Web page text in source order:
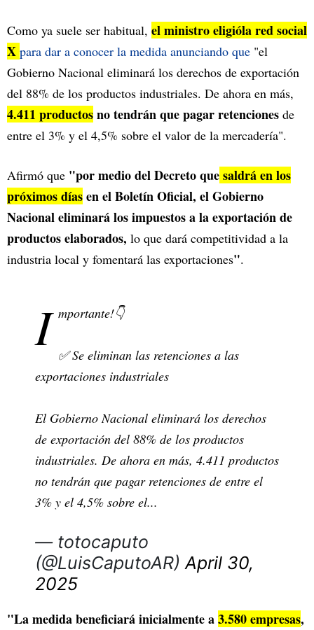
Como ya suele ser habitual, el ministro eligiólared social
X para dar a conocer la medida anunciando que "el
Gobierno Nacional eliminará los derechos de exportación
del 88% de los productos industriales. De ahora en más,
4.411 productosno tendrán que pagar retenciones de
entre el 3% y el 4,5% sobre el valor de la mercadería".
Afirmó que "por medio del Decreto quesaldrá en los
próximos díasen el Boletín Oficial, el Gobierno
Nacional eliminará los impuestos a la exportación de
productos elaborados, lo que dará competitividad a la
industria local y fomentará las exportaciones".
I mportante!👇
✅ Se eliminan las retenciones a las
exportaciones industriales
El Gobierno Nacional eliminará los derechos
de exportación del 88% de los productos
industriales. De ahora en más, 4.411 productos
no tendrán que pagar retenciones de entre el
3% y el 4,5% sobre el...
— totocaputo
(@LuisCaputoAR)April 30,
2025
"La medida beneficiará inicialmente a3.580 empresas,